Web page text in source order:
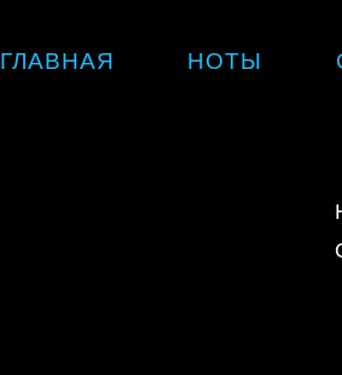
ГЛАВНАЯ НОТЫ